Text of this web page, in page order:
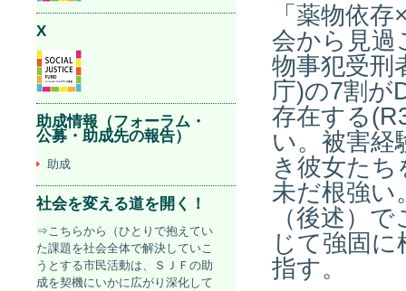
「薬物依
会から見過
物事犯受刑
庁)の7割が
存在する
い。被害経
き彼女た
未だ根強い
（後述）
じて強固
指す。
X
助成情報（フォーラム・
公募・助成先の報告）
助成
社会を変える道を開く！
⇒こちらから（ひとりで抱えてい
た課題を社会全体で解決していこ
うとする市民活動は、ＳＪＦの助
成を契機にいかに広がり深化して